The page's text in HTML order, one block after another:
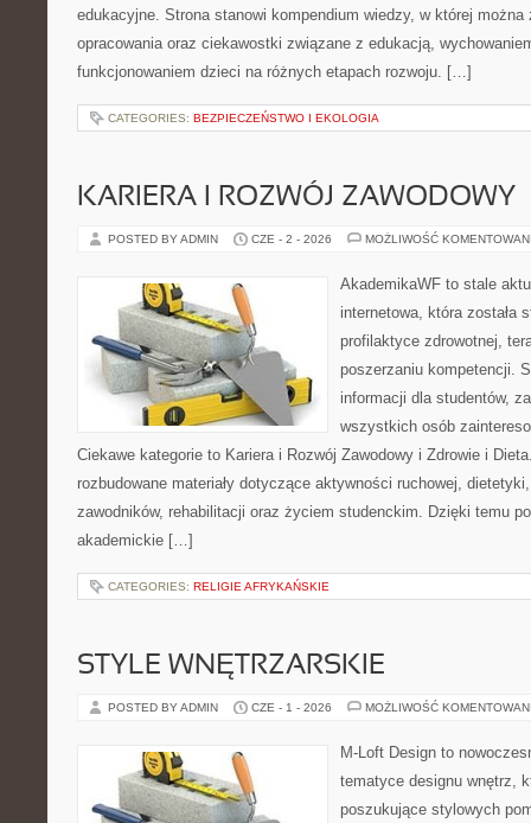
edukacyjne. Strona stanowi kompendium wiedzy, w której
opracowania oraz ciekawostki związane z edukacją,
funkcjonowaniem dzieci na różnych etapach rozwoju. […]
CATEGORIES: BEZPIECZEŃSTWO I EKOLOGIA
KARIERA I ROZWÓJ ZAWODOWY
POSTED BY ADMIN CZE - 2 - 2026 MOŻLIWOŚĆ
AkademikaWF to stale
internetowa, która została
profilaktyce zdrowotnej,
poszerzaniu kompetencji.
informacji dla studentów,
wszystkich osób
Ciekawe kategorie to Kariera i Rozwój Zawodowy i Zdrowie i
rozbudowane materiały dotyczące aktywności ruchowej,
zawodników, rehabilitacji oraz życiem studenckim. Dzięki temu
akademickie […]
CATEGORIES: RELIGIE AFRYKAŃSKIE
STYLE WNĘTRZARSKIE
POSTED BY ADMIN CZE - 1 - 2026 MOŻLIWOŚĆ
M-Loft Design to
tematyce designu wnętrz,
poszukujące stylowych